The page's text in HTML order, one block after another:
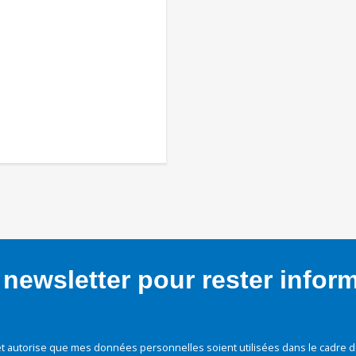
pour rester
autorise que mes données personnelles soient utilisées dans le cadre